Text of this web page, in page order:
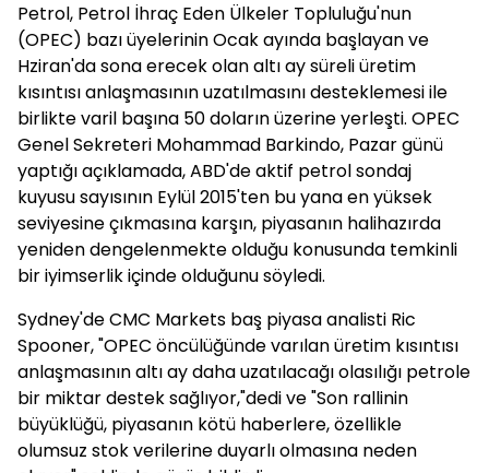
Petrol, Petrol İhraç Eden Ülkeler Topluluğu'nun
(OPEC) bazı üyelerinin Ocak ayında başlayan ve
Hziran'da sona erecek olan altı ay süreli üretim
kısıntısı anlaşmasının uzatılmasını desteklemesi ile
birlikte varil başına 50 doların üzerine yerleşti. OPEC
Genel Sekreteri Mohammad Barkindo, Pazar günü
yaptığı açıklamada, ABD'de aktif petrol sondaj
kuyusu sayısının Eylül 2015'ten bu yana en yüksek
seviyesine çıkmasına karşın, piyasanın halihazırda
yeniden dengelenmekte olduğu konusunda temkinli
bir iyimserlik içinde olduğunu söyledi.
Sydney'de CMC Markets baş piyasa analisti Ric
Spooner, "OPEC öncülüğünde varılan üretim kısıntısı
anlaşmasının altı ay daha uzatılacağı olasılığı petrole
bir miktar destek sağlıyor,"dedi ve "Son rallinin
büyüklüğü, piyasanın kötü haberlere, özellikle
olumsuz stok verilerine duyarlı olmasına neden